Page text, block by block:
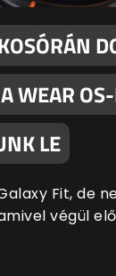
WEAR
LE
Fit, de
végül